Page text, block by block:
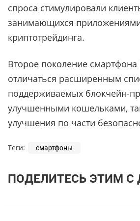
спроса стимулировали
занимающихся
криптотрейдинга.
Второе поколение смартфона
отличаться расширенным
поддерживаемых блокчейн-
улучшенными кошельками,
улучшения по части
Теги: смартфоны
ПОДЕЛИТЕСЬ ЭТИМ С